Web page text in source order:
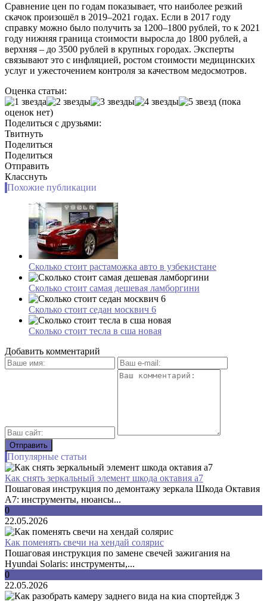
Сравнение цен по годам показывает, что наиболее резкий
скачок произошёл в 2019–2021 годах. Если в 2017 году
справку можно было получить за 1200–1800 рублей, то к 2021
году нижняя граница стоимости выросла до 1800 рублей, а
верхняя – до 3500 рублей в крупных городах. Эксперты
связывают это с инфляцией, ростом стоимости медицинских
услуг и ужесточением контроля за качеством медосмотров.
Оценка статьи:
(пока
оценок нет)
Поделиться с друзьями:
Твитнуть
Поделиться
Поделиться
Отправить
Класснуть
Похожие публикации
Сколько стоит растаможка авто в узбекистане
Сколько стоит самая дешевая ламборгини
Сколько стоит седан москвич 6
Сколько стоит тесла в сша новая
Добавить комментарий
Популярные статьи
Как снять зеркальный элемент шкода октавия а7
Пошаговая инструкция по демонтажу зеркала Шкода Октавия
А7: инструменты, нюансы...
0
22.05.2026
Как поменять свечи на хендай солярис
Пошаговая инструкция по замене свечей зажигания на
Hyundai Solaris: инструменты,...
0
22.05.2026